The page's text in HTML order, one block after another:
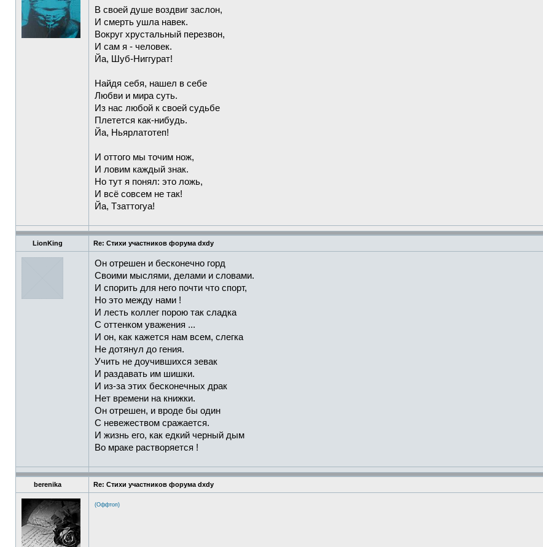
В своей душе воздвиг заслон,
И смерть ушла навек.
Вокруг хрустальный перезвон,
И сам я - человек.
Йа, Шуб-Ниггурат!
Найдя себя, нашел в себе
Любви и мира суть.
Из нас любой к своей судьбе
Плетется как-нибудь.
Йа, Ньярлатотеп!
И оттого мы точим нож,
И ловим каждый знак.
Но тут я понял: это ложь,
И всё совсем не так!
Йа, Тзаттогуа!
LionKing Re: Стихи участников форума dxdy
Он отрешен и бесконечно горд
Своими мыслями, делами и словами.
И спорить для него почти что спорт,
Но это между нами !
И лесть коллег порою так сладка
С оттенком уважения ...
И он, как кажется нам всем, слегка
Не дотянул до гения.
Учить не доучившихся зевак
И раздавать им шишки.
И из-за этих бесконечных драк
Нет времени на книжки.
Он отрешен, и вроде бы один
С невежеством сражается.
И жизнь его, как едкий черный дым
Во мраке растворяется !
berenika Re: Стихи участников форума dxdy
(Оффтоп)